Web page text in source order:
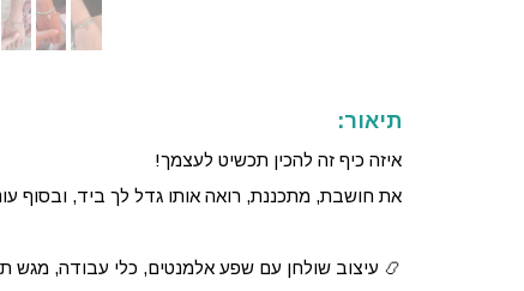
תיאור:
איזה כיף זה להכין תכשיט לעצמך!
את חושבת, מתכננת, רואה אותו גדל לך ביד, ובסוף